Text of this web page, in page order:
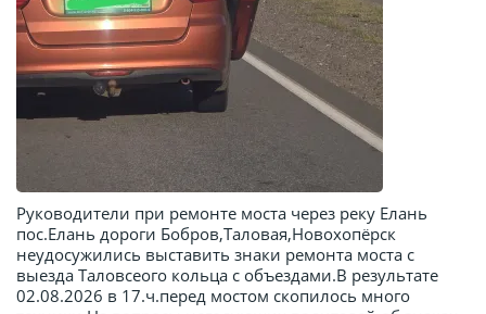
Руководители при ремонте моста через реку Елань
пос.Елань дороги Бобров,Таловая,Новохопёрск
неудосужились выставить знаки ремонта моста с
выезда Таловсеого кольца с объездами.В результате
02.08.2026 в 17.ч.перед мостом скопилось много